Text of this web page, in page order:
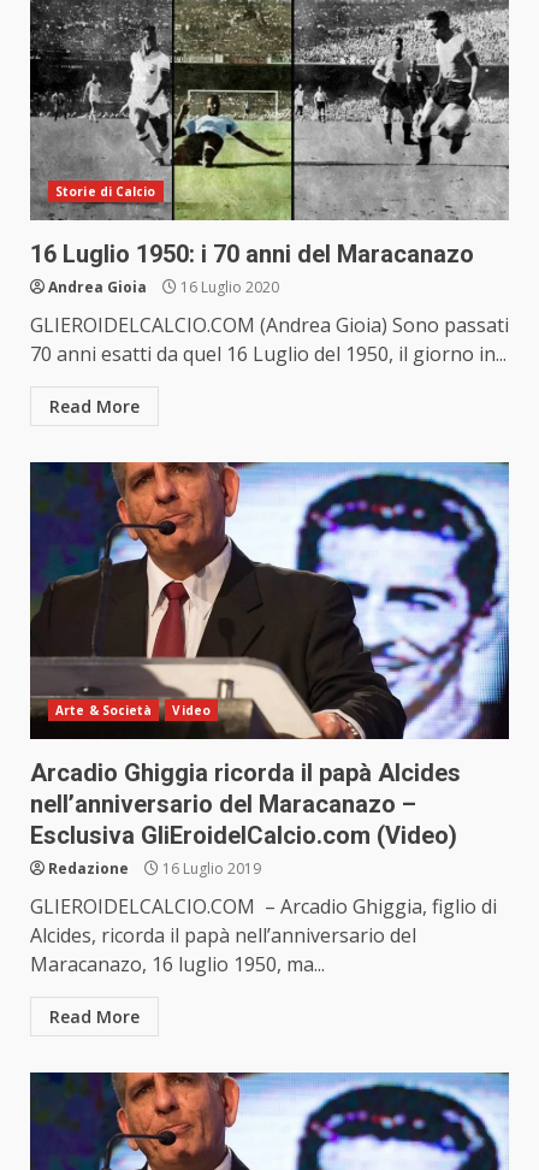
Storie di Calcio
16 Luglio 1950: i 70 anni del Maracanazo
Andrea Gioia 16 Luglio 2020
GLIEROIDELCALCIO.COM (Andrea Gioia) Sono passati
70 anni esatti da quel 16 Luglio del 1950, il giorno in...
Read More
Arte & Società Video
Arcadio Ghiggia ricorda il papà Alcides
nell’anniversario del Maracanazo –
Esclusiva GliEroidelCalcio.com (Video)
Redazione 16 Luglio 2019
GLIEROIDELCALCIO.COM – Arcadio Ghiggia, figlio di
Alcides, ricorda il papà nell’anniversario del
Maracanazo, 16 luglio 1950, ma...
Read More